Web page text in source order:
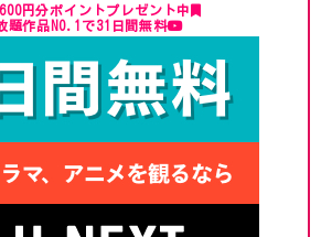
円分ポイントプレゼント中
題作品NO.1で31日間無料